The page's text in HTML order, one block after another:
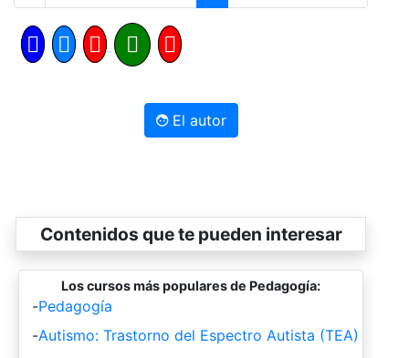
El autor
Contenidos que te pueden interesar
Los cursos más populares de Pedagogía:
-Pedagogía
-Autismo: Trastorno del Espectro Autista (TEA)